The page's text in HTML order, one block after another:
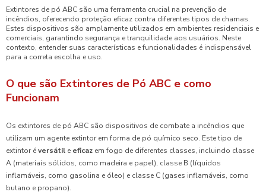
Extintores de pó ABC são uma ferramenta crucial na prevenção de
incêndios, oferecendo proteção eficaz contra diferentes tipos de chamas.
Estes dispositivos são amplamente utilizados em ambientes residenciais e
comerciais, garantindo segurança e tranquilidade aos usuários. Neste
contexto, entender suas características e funcionalidades é indispensável
para a correta escolha e uso.
O que são Extintores de Pó ABC e como
Funcionam
Os extintores de pó ABC são dispositivos de combate a incêndios que
utilizam um agente extintor em forma de pó químico seco. Este tipo de
extintor éversátil e eficaz em fogo de diferentes classes, incluindo classe
A (materiais sólidos, como madeira e papel), classe B (líquidos
inflamáveis, como gasolina e óleo) e classe C (gases inflamáveis, como
butano e propano).